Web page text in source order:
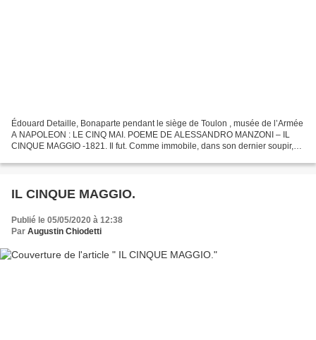
Édouard Detaille, Bonaparte pendant le siège de Toulon , musée de l’Armée
A NAPOLEON : LE CINQ MAI. POEME DE ALESSANDRO MANZONI – IL
CINQUE MAGGIO -1821. Il fut. Comme immobile, dans son dernier soupir,
IL CINQUE MAGGIO.
Publié le 05/05/2020 à 12:38
Par Augustin Chiodetti